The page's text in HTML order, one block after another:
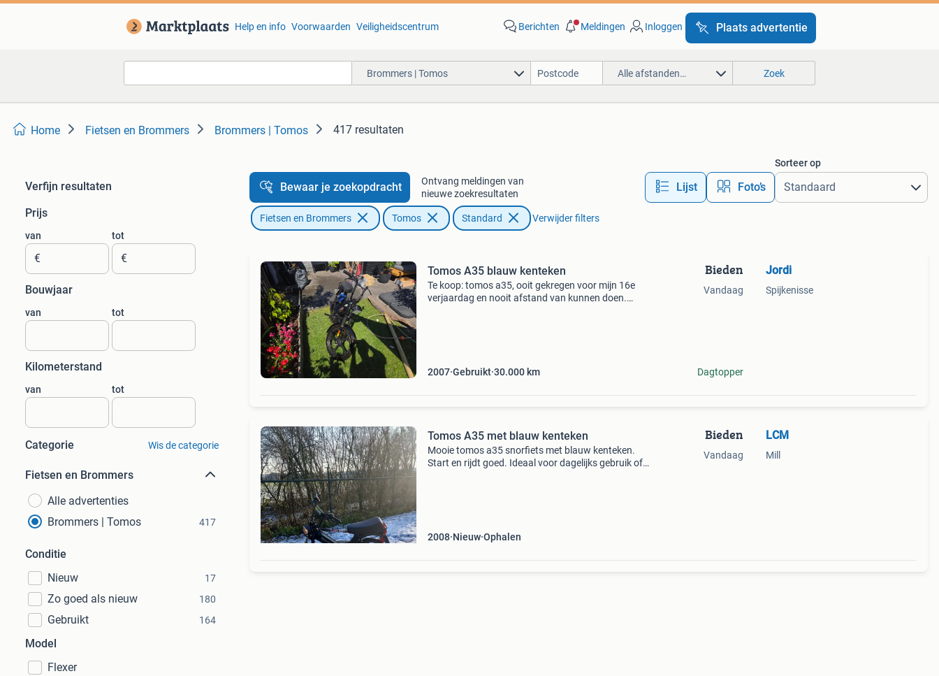
Help en info Voorwaarden Veiligheidscentrum Berichten Meldingen Inloggen Plaats advertentie
Brommers | Tomos Alle afstanden… Zoek
Home Fietsen en Brommers Brommers | Tomos 417 resultaten
Verfijn resultaten
Prijs
van
€
tot
€
Bouwjaar
van tot
Kilometerstand
van tot
Categorie Wis de categorie
Fietsen en Brommers
Alle advertenties
Brommers | Tomos
417
Conditie
Nieuw
17
Zo goed als nieuw 180
Gebruikt 164
Model
Flexer
Bewaar je zoekopdracht
Ontvang meldingen van
nieuwe zoekresultaten
Lijst Foto’s
Sorteer op
Fietsen en Brommers Tomos Standard Verwijder filters
Tomos A35 blauw kenteken
Te koop: tomos a35, ooit gekregen voor mijn 16e
verjaardag en nooit afstand van kunnen doen.
2007 Gebruikt 30.000 km
Bieden
Vandaag
Dagtopper
Jordi
Spijkenisse
Tomos A35 met blauw kenteken
Mooie tomos a35 snorfiets met blauw kenteken.
Start en rijdt goed. Ideaal voor dagelijks gebruik of
2008 Nieuw Ophalen
Bieden
Vandaag
LCM
Mill